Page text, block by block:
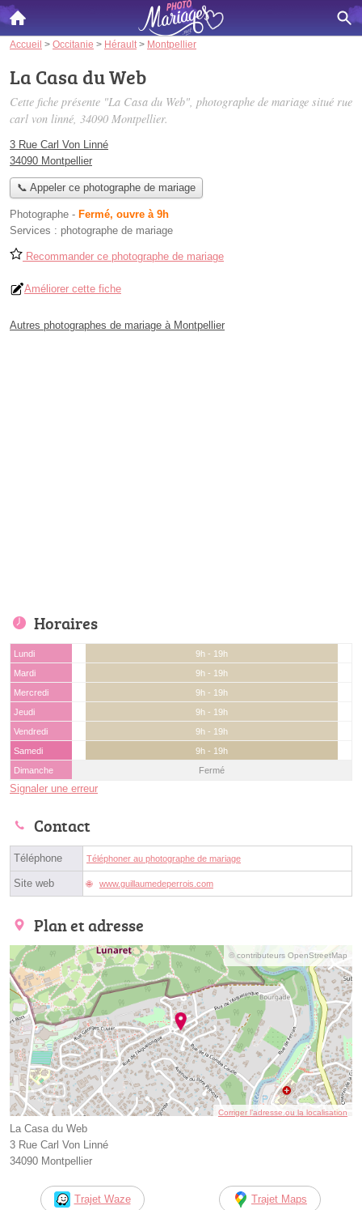
Accueil > Occitanie > Hérault > Montpellier
La Casa du Web
Cette fiche présente "La Casa du Web", photographe de mariage situé rue
carl von linné, 34090 Montpellier.
3 Rue Carl Von Linné
34090 Montpellier
📞 Appeler ce photographe de mariage
Photographe - Fermé, ouvre à 9h
Services : photographe de mariage
Recommander ce photographe de mariage
Améliorer cette fiche
Autres photographes de mariage à Montpellier
Horaires
Lundi
9h - 19h
Mardi
9h - 19h
Mercredi
9h - 19h
Jeudi
9h - 19h
Vendredi
9h - 19h
Samedi
9h - 19h
Dimanche
Fermé
Signaler une erreur
Contact
Téléphone Téléphoner au photographe de mariage
Site web www.guillaumedeperrois.com
Plan et adresse
© contributeurs OpenStreetMap
Corriger l’adresse ou la localisation
La Casa du Web
3 Rue Carl Von Linné
34090 Montpellier
Trajet Waze Trajet Maps